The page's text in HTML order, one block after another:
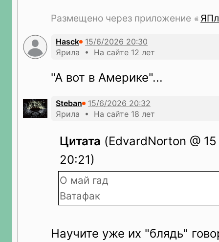
Размещено через приложение
Hasck
Ярила • На сайте 12 лет
"А вот в Америке"...
Steban
Ярила • На сайте 18 лет
Цитата (EdvardNorton @
20:21)
О май гад
Ватафак
Научите уже их "блядь"